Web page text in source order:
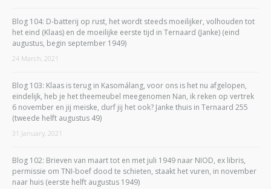
Blog 104: D-batterij op rust, het wordt steeds moeilijker, volhouden tot
het eind (Klaas) en de moeilijke eerste tijd in Ternaard (Janke) (eind
augustus, begin september 1949)
24 March, 2021
Blog 103: Klaas is terug in Kasomálang, voor ons is het nu afgelopen,
eindelijk, heb je het theemeubel meegenomen Nan, ik reken op vertrek
6 november en jij meiske, durf jij het ook? Janke thuis in Ternaard 255
(tweede helft augustus 49)
31 January, 2021
Blog 102: Brieven van maart tot en met juli 1949 naar NIOD, ex libris,
permissie om TNI-boef dood te schieten, staakt het vuren, in november
naar huis (eerste helft augustus 1949)